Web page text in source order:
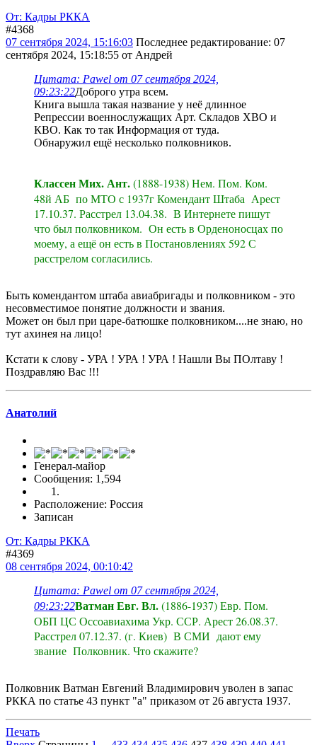
От: Кадры РККА
#4368
07 сентября 2024, 15:16:03 Последнее редактирование: 07
сентября 2024, 15:18:55 от Андрей
Цитата: Pawel от 07 сентября 2024,
09:23:22Доброго утра всем.
Книга вышла такая название у неё длинное
Репрессии военнослужащих Арт. Складов ХВО и
КВО. Как то так Информация от туда.
Обнаружил ещё несколько полковников.
Классен Мих. Ант.(1888-1938) Нем. Пом. Ком.
48й АБ по МТО с 1937г Комендант Штаба Арест
17.10.37. Расстрел 13.04.38. В Интернете пишут
что был полковником. Он есть в Орденоносцах по
моему, а ещё он есть в Постановлениях 592 С
расстрелом согласились.
Быть комендантом штаба авиабригады и полковником - это
несовместимое понятие должности и звания.
Может он был при царе-батюшке полковником....не знаю, но
тут ахинея на лицо!
Кстати к слову - УРА ! УРА ! УРА ! Нашли Вы ПОлтаву !
Поздравляю Вас !!!
Анатолий
Генерал-майор
Сообщения: 1,594
Расположение: Россия
Записан
От: Кадры РККА
#4369
08 сентября 2024, 00:10:42
Цитата: Pawel от 07 сентября 2024,
09:23:22Ватман Евг. Вл.(1886-1937) Евр. Пом.
ОБП ЦС Оссоавиахима Укр. ССР. Арест 26.08.37.
Расстрел 07.12.37. (г. Киев) В СМИ дают ему
звание Полковник. Что скажите?
Полковник Ватман Евгений Владимирович уволен в запас
РККА по статье 43 пункт "а" приказом от 26 августа 1937.
Печать